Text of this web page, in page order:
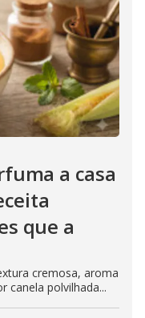
a casa
que a
cremosa, aroma
canela polvilhada...